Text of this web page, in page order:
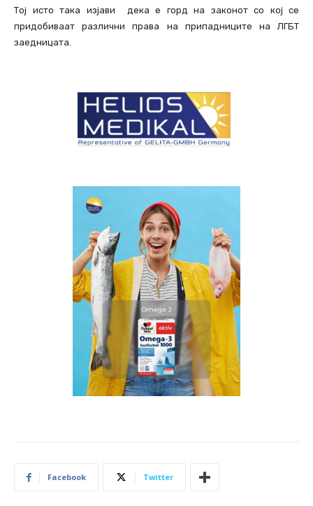
Тој исто така изјави дека е горд на законот со кој се
придобиваат различни права на припадниците на ЛГБТ
заедницата.
Facebook Twitter